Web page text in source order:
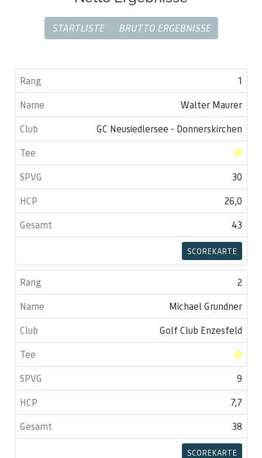
STARTLISTE BRUTTO ERGEBNISSE
1
Walter Maurer
GC Neusiedlersee - Donnerskirchen
30
26,0
43
SCOREKARTE
2
Michael Grundner
Golf Club Enzesfeld
9
7,7
38
SCOREKARTE